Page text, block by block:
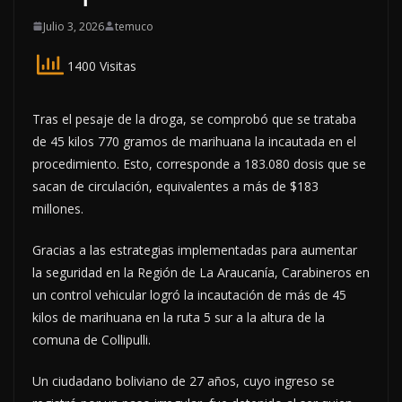
Julio 3, 2026 temuco
1400 Visitas
Tras el pesaje de la droga, se comprobó que se trataba
de 45 kilos 770 gramos de marihuana la incautada en el
procedimiento. Esto, corresponde a 183.080 dosis que se
sacan de circulación, equivalentes a más de $183
millones.
Gracias a las estrategias implementadas para aumentar
la seguridad en la Región de La Araucanía, Carabineros en
un control vehicular logró la incautación de más de 45
kilos de marihuana en la ruta 5 sur a la altura de la
comuna de Collipulli.
Un ciudadano boliviano de 27 años, cuyo ingreso se